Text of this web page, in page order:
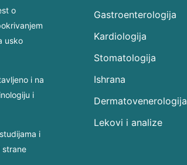
o
usko
i na
i
i
strane
Gastroenterologija
Kardiologija
Stomatologija
Ishrana
Dermatovenerologija
Lekovi i analize